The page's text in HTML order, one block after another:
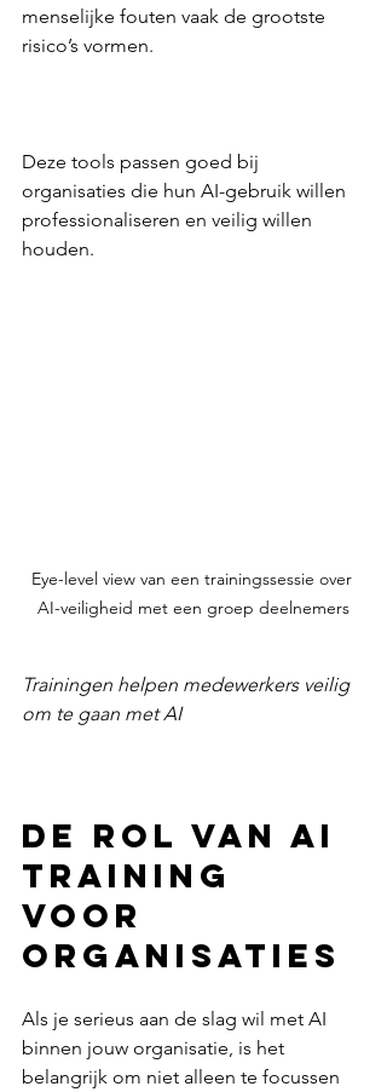
menselijke fouten vaak de grootste
risico’s vormen.
Deze tools passen goed bij
organisaties die hun AI-gebruik willen
professionaliseren en veilig willen
houden.
Eye-level view van een trainingssessie over
AI-veiligheid met een groep deelnemers
Trainingen helpen medewerkers veilig
om te gaan met AI
De rol van AI
Training
voor
Organisaties
Als je serieus aan de slag wil met AI
binnen jouw organisatie, is het
belangrijk om niet alleen te focussen